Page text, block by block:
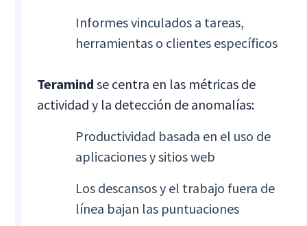
Informes vinculados a tareas,
herramientas o clientes específicos
Teramind se centra en las métricas de
actividad y la detección de anomalías:
Productividad basada en el uso de
aplicaciones y sitios web
Los descansos y el trabajo fuera de
línea bajan las puntuaciones